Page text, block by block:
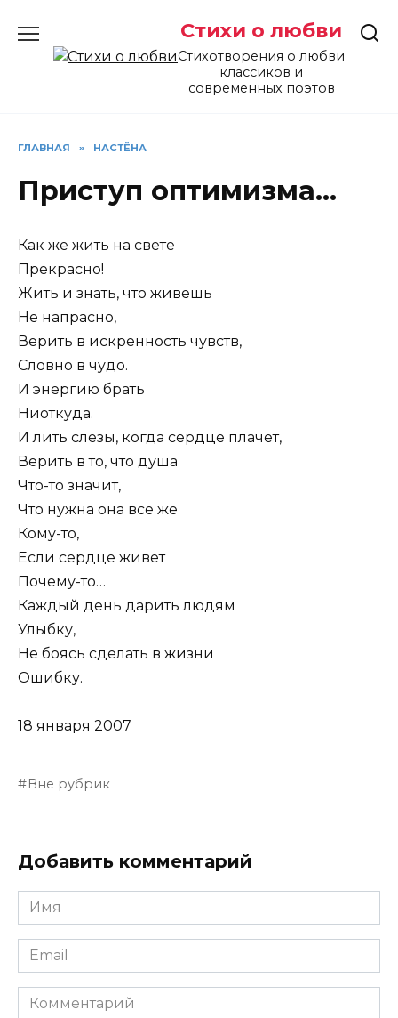
содержанию
Стихи о любви
Стихотворения о любви
классиков и
современных поэтов
ГЛАВНАЯ » НАСТЁНА
Приступ оптимизма…
Как же жить на свете
Прекрасно!
Жить и знать, что живешь
Не напрасно,
Верить в искренность чувств,
Словно в чудо.
И энергию брать
Ниоткуда.
И лить слезы, когда сердце плачет,
Верить в то, что душа
Что-то значит,
Что нужна она все же
Кому-то,
Если сердце живет
Почему-то…
Каждый день дарить людям
Улыбку,
Не боясь сделать в жизни
Ошибку.
18 января 2007
Вне рубрик
Добавить комментарий
Имя
Email
Комментарий